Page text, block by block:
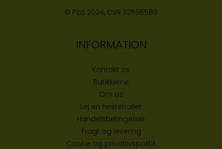
© Pitó 2024, CVR 32696589
INFORMATION
Kontakt os
Butikkerne
Om os
Lej en hestetrailer
Handelsbetingelser
Fragt og levering
Cookie og privatlivspolitik